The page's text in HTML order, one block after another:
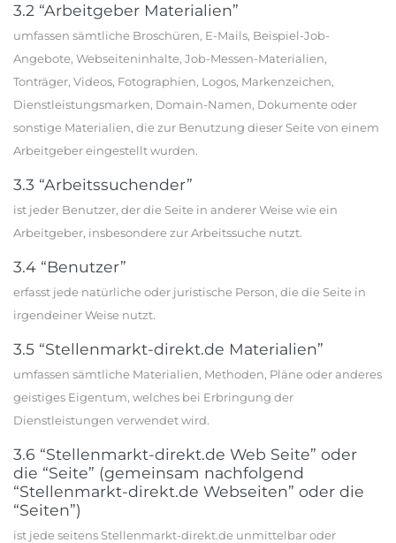
3.2 “Arbeitgeber Materialien”
umfassen sämtliche Broschüren, E-Mails, Beispiel-Job-
Angebote, Webseiteninhalte, Job-Messen-Materialien,
Tonträger, Videos, Fotographien, Logos, Markenzeichen,
Dienstleistungsmarken, Domain-Namen, Dokumente oder
sonstige Materialien, die zur Benutzung dieser Seite von einem
Arbeitgeber eingestellt wurden.
3.3 “Arbeitssuchender”
ist jeder Benutzer, der die Seite in anderer Weise wie ein
Arbeitgeber, insbesondere zur Arbeitssuche nutzt.
3.4 “Benutzer”
erfasst jede natürliche oder juristische Person, die die Seite in
irgendeiner Weise nutzt.
3.5 “Stellenmarkt-direkt.de Materialien”
umfassen sämtliche Materialien, Methoden, Pläne oder anderes
geistiges Eigentum, welches bei Erbringung der
Dienstleistungen verwendet wird.
3.6 “Stellenmarkt-direkt.de Web Seite” oder
die “Seite” (gemeinsam nachfolgend
“Stellenmarkt-direkt.de Webseiten” oder die
“Seiten”)
ist jede seitens Stellenmarkt-direkt.de unmittelbar oder